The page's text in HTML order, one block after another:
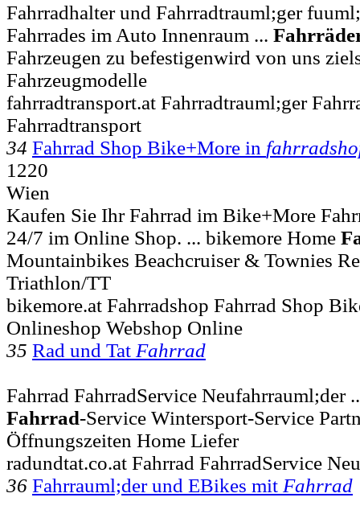
Fahrradhalter und Fahrradtrauml;ger
Fahrrades im Auto Innenraum ...
Fahrzeugen zu befestigenwird von uns
Fahrzeugmodelle
fahrradtransport.at Fahrradtrauml;ger
Fahrradtransport
34 Fahrrad Shop Bike+More in
1220
Wien
Kaufen Sie Ihr Fahrrad im Bike+More
24/7 im Online Shop. ... bikemore Home
Mountainbikes Beachcruiser & Townies
Triathlon/TT
bikemore.at Fahrradshop Fahrrad Shop
Onlineshop Webshop Online
35 Rad und Tat Fahrrad
Fahrrad FahrradService Neufahrrauml;der
Fahrrad-Service Wintersport-Service
Öffnungszeiten Home Liefer
radundtat.co.at Fahrrad FahrradService
36 Fahrrauml;der und EBikes mit Fahrrad